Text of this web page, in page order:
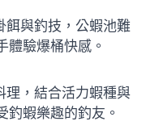
餌與釣技，公蝦池難
體驗爆桶快感。
理，結合活力蝦種與
釣蝦樂趣的釣友。